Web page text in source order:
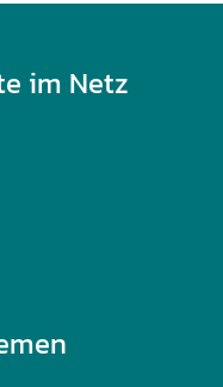
im Netz